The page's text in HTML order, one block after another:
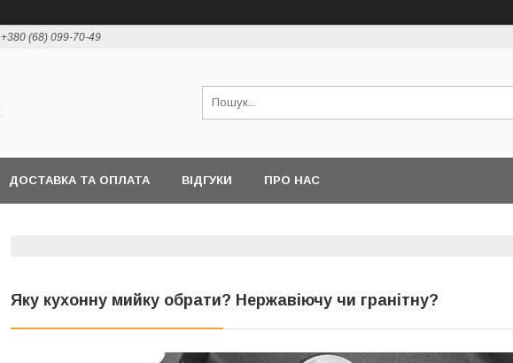
+380 (68) 099-70-49
ДОСТАВКА ТА ОПЛАТА ВІДГУКИ ПРО НАС
Яку кухонну мийку обрати? Нержавіючу чи гранітну?